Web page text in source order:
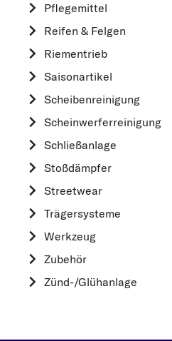
Pflegemittel
Reifen & Felgen
Riementrieb
Saisonartikel
Scheibenreinigung
Scheinwerferreinigung
Schließanlage
Stoßdämpfer
Streetwear
Trägersysteme
Werkzeug
Zubehör
Zünd-/Glühanlage